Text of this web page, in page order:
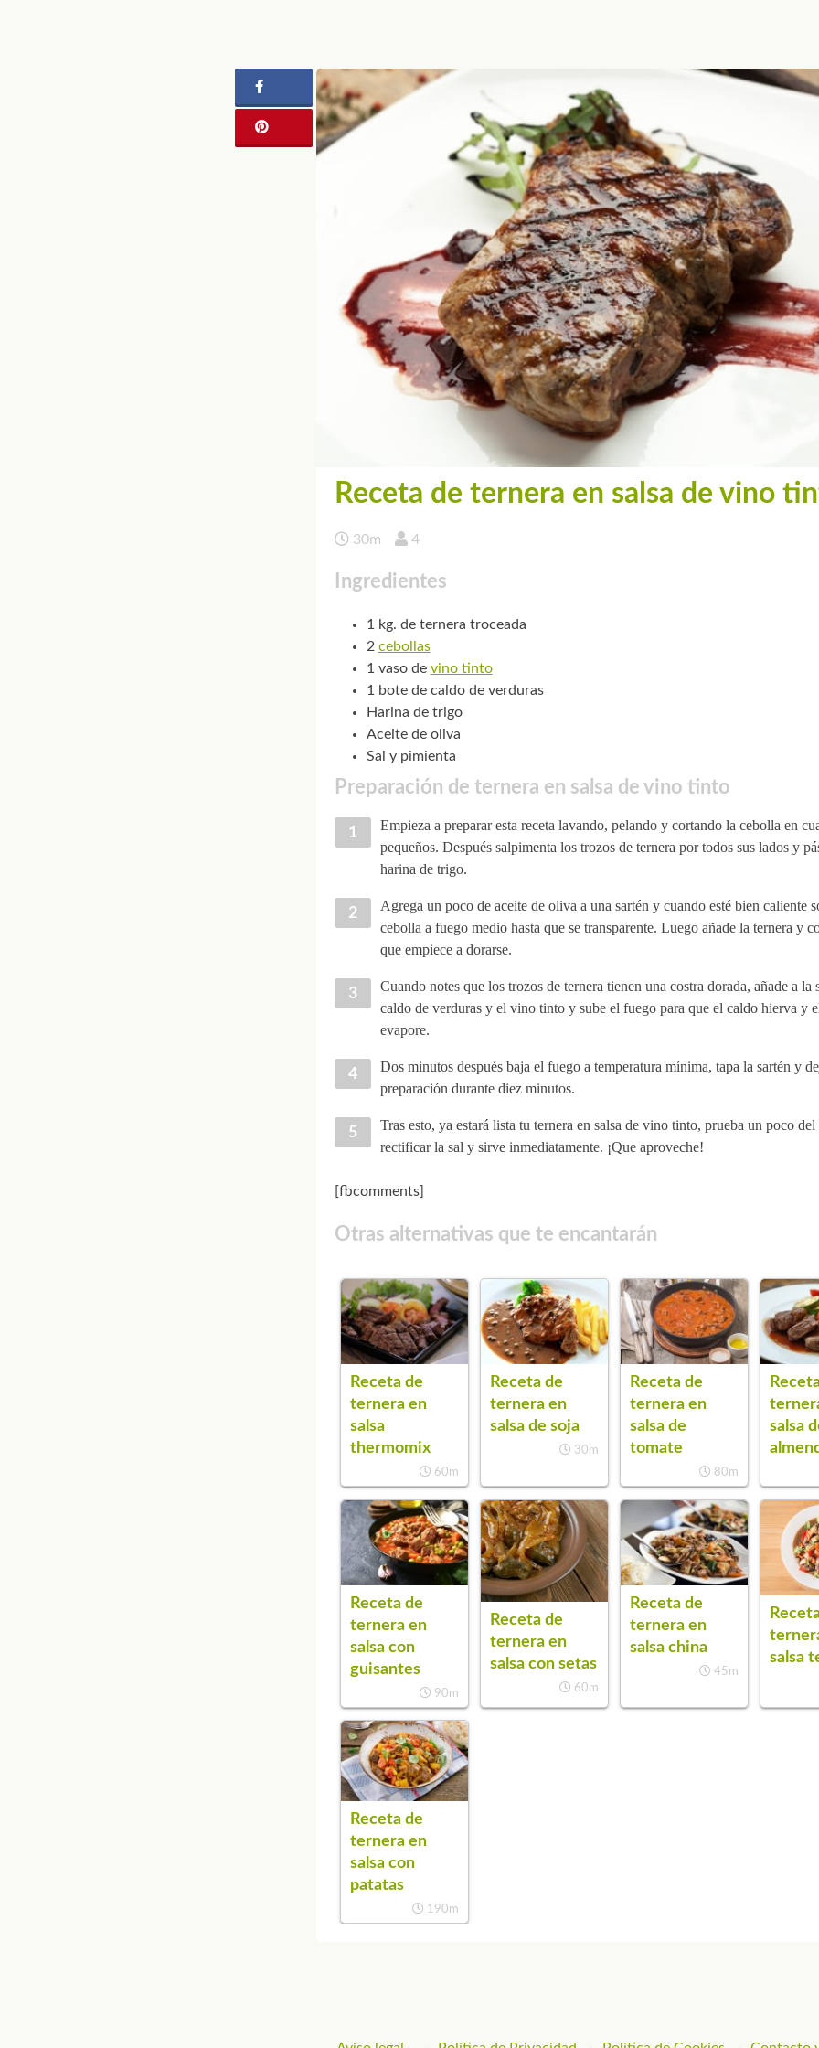
Receta de ternera en salsa de vino
30m 4
Ingredientes
1 kg. de ternera troceada
2 cebollas
1 vaso de vino tinto
1 bote de caldo de verduras
Harina de trigo
Aceite de oliva
Sal y pimienta
Preparación de ternera en salsa de vino tinto
Empieza a preparar esta receta lavando, pelando y cortando la cebolla en
pequeños. Después salpimenta los trozos de ternera por todos sus lados y
harina de trigo.
Agrega un poco de aceite de oliva a una sartén y cuando esté bien caliente
cebolla a fuego medio hasta que se transparente. Luego añade la ternera y
que empiece a dorarse.
Cuando notes que los trozos de ternera tienen una costra dorada, añade a la
caldo de verduras y el vino tinto y sube el fuego para que el caldo hierva y
evapore.
Dos minutos después baja el fuego a temperatura mínima, tapa la sartén y
preparación durante diez minutos.
Tras esto, ya estará lista tu ternera en salsa de vino tinto, prueba un poco del
rectificar la sal y sirve inmediatamente. ¡Que aproveche!
[fbcomments]
Otras alternativas que te encantarán
Receta de
ternera en
salsa
thermomix
60m
Receta de
ternera en
salsa de soja
30m
Receta de
ternera en
salsa de
tomate
80m
salsa
Receta de
ternera en
salsa con
guisantes
90m
Receta de
ternera en
salsa con setas
60m
Receta de
ternera en
salsa china
45m
salsa
Receta de
ternera en
salsa con
patatas
190m